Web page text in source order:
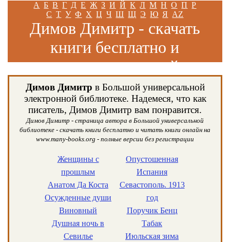
А Б В Г Д Е Ж З И Й К Л М Н О П Р
С Т У Ф Х Ц Ч Ш Щ Э Ю Я AZ
Димов Димитр - скачать
книги бесплатно и
читать книги онлайн
Димов Димитр в Большой универсальной
электронной библиотеке. Надемеся, что как
писатель, Димов Димитр вам понравится.
Димов Димитр - страница автора в Большой универсальной
библиотеке - скачать книги бесплатно и читать книги онлайн на
www.many-books.org - полные версии без регистрации
Женщины с
прошлым
Анатом Да Коста
Осужденные души
Виновный
Душная ночь в
Севилье
Опустошенная
Испания
Севастополь. 1913
год
Поручик Бенц
Табак
Июльская зима